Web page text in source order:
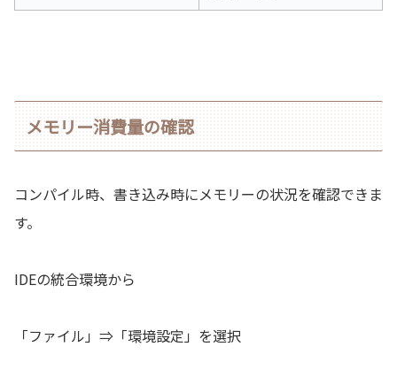
メモリー消費量の確認
コンパイル時、書き込み時にメモリーの状況を確認できま
す。
IDEの統合環境から
「ファイル」⇒「環境設定」を選択